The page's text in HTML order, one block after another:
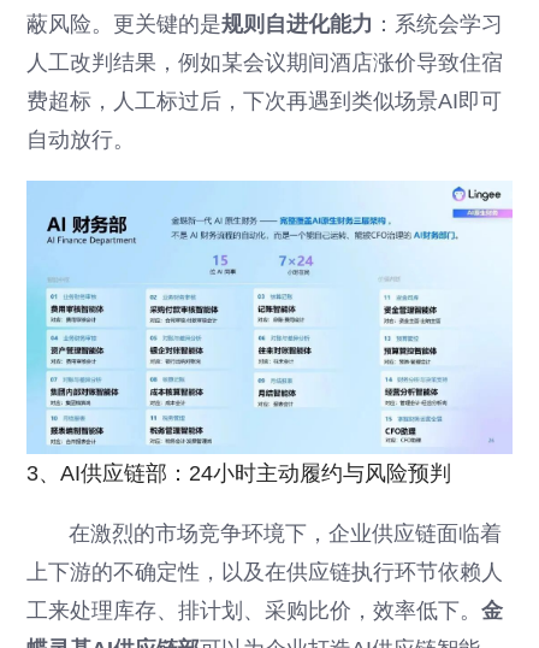
蔽风险。更关键的是规则自进化能力 ：系统会学习
人工改判结果，例如某会议期间酒店涨价导致住宿
费超标，人工标过后，下次再遇到类似场景AI即可
自动放行。
3、AI供应链部：24小时主动履约与风险预判
在激烈的市场竞争环境下，企业供应链面临着
上下游的不确定性，以及在供应链执行环节依赖人
工来处理库存、排计划、采购比价，效率低下。金